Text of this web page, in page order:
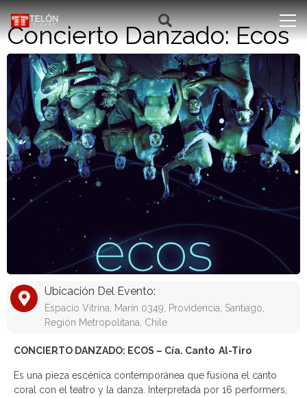
Concierto Danzado: Ecos
Ubicación Del Evento:
Espacio Vitrina, Marín 0349, Providencia, Santiago,
Región Metropolitana, Chile
CONCIERTO DANZADO: ECOS – Cía. Canto Al-Tiro
Es una pieza escénica contemporánea que fusiona el canto
coral con el teatro y la danza. Interpretada por 16 performers,